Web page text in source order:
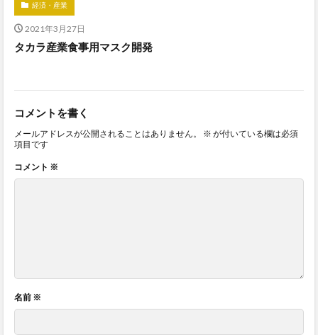
経済・産業
2021年3月27日
タカラ産業食事用マスク開発
コメントを書く
メールアドレスが公開されることはありません。 ※ が付いている欄は必須
項目です
コメント ※
名前 ※